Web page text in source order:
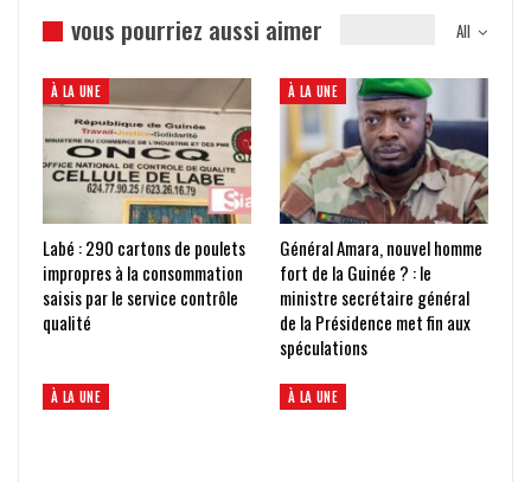
All
vous pourriez aussi aimer
À LA UNE
Labé : 290 cartons de poulets
impropres à la consommation
saisis par le service contrôle
qualité
À LA UNE
Général Amara, nouvel homme
fort de la Guinée ? : le
ministre secrétaire général
de la Présidence met fin aux
spéculations
À LA UNE À LA UNE